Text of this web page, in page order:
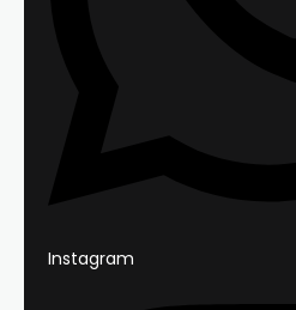
Instagram